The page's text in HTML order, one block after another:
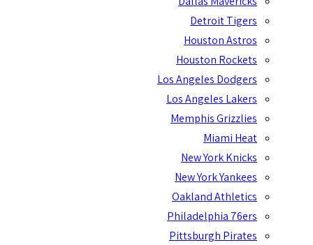
Detroit
Houston
Houston
Los Angeles
Los Angeles
Memphis
Miami
New York
New York
Oakland
Philadelphia
Pittsburgh